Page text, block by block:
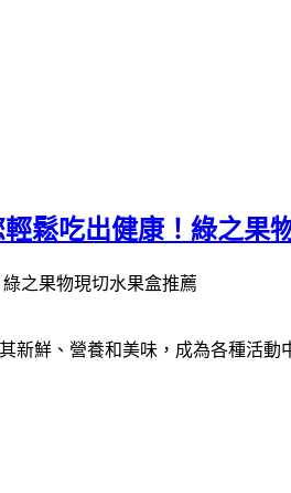
鬆吃出健康！綠之果
新鮮、營養和美味，成為各種活動